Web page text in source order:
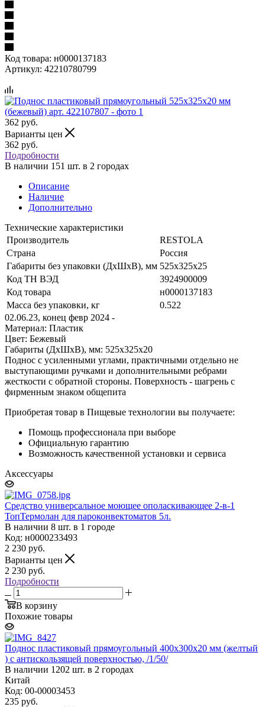
Код товара: н0000137183
Артикул: 42210780799
362 руб.
Варианты цен
362 руб.
Подробности
В наличии 151 шт. в 2 городах
Описание
Наличие
Дополнительно
Технические характеристики
Производитель
RESTOLA
Страна
Россия
Габариты без упаковки (ДхШхВ), мм 525х325х25
Код ТН ВЭД
3924900009
Код товара
н0000137183
Масса без упаковки, кг
0.522
02.06.23, конец февр 2024 -
Материал: Пластик
Цвет: Бежевый
Габариты (ДхШхВ), мм: 525х325х20
Поднос с усиленными углами, практичными отдельно не
выступающими ручками и дополнительными ребрами
жесткости с обратной стороны. Поверхность - шагрень с
фирменным знаком общепита
Приобретая товар в Пищевые технологии вы получаете:
Помощь профессионала при выборе
Официальную гарантию
Возможность качественной установки и сервиса
Аксессуары
Средство универсальное моющее ополаскивающее 2-в-1
ТопТермолан для пароконвектоматов 5л.
В наличии 8 шт. в 1 городе
Код: н0000233493
2 230 руб.
Варианты цен
2 230 руб.
Подробности
В корзину
Похожие товары
Поднос пластиковый прямоугольный 400х300х20 мм (желтый
) с антискользящей поверхностью, /1/50/
В наличии 1202 шт. в 2 городах
Китай
Код: 00-00003453
235 руб.